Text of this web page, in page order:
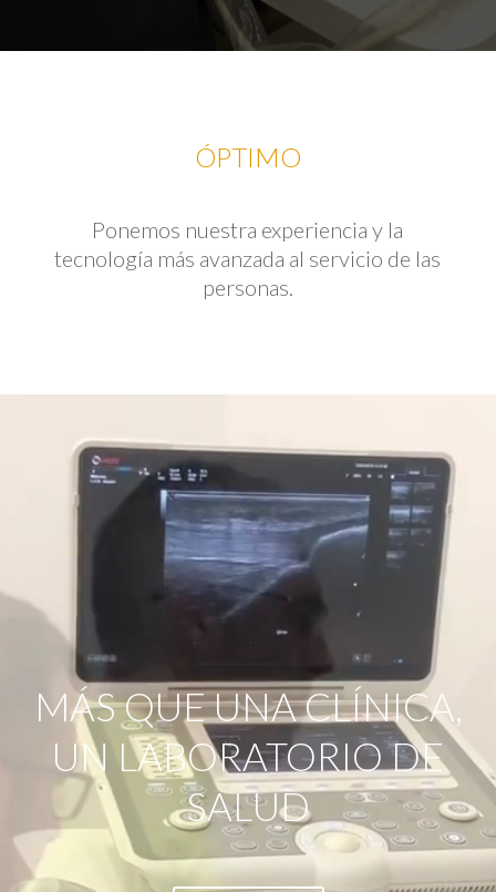
ÓPTIMO
Ponemos nuestra experiencia y la
tecnología más avanzada al servicio de las
personas.
MÁS QUE UNA CLÍNICA,
UN LABORATORIO DE
SALUD